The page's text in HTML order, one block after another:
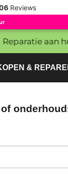
Reviews
Reparatie aan